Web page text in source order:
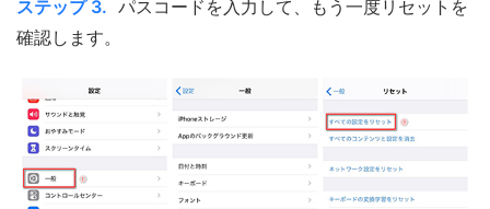
ステップ 3. パスコードを入力して、もう一度リセットを
確認します。